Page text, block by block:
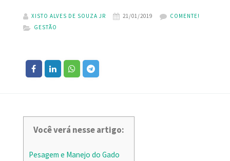
XISTO ALVES DE SOUZA JR 21/01/2019
COMENTE!
GESTÃO
Você verá nesse artigo:
Pesagem e Manejo do Gado